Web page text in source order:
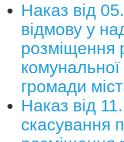
Наказ від
відмову у
розміщення
комунальної
громади
Наказ від
скасування